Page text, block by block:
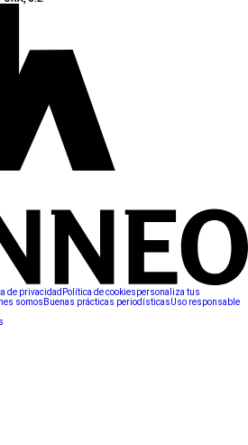
de privacidad Política de cookiespersonaliza tus
somos Buenas prácticas periodísticasUso responsable